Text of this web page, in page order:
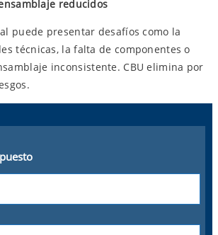
reducidos
puede presentar desafíos como la
técnicas, la falta de componentes o
inconsistente. CBU elimina por